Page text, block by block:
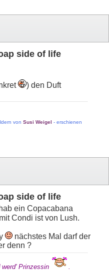
side of life
) den Duft
von Susi Weigel - erschienen
side of life
ein Copacabana
Condi ist von Lush.
nächstes Mal darf der
denn ?
Prinzessin